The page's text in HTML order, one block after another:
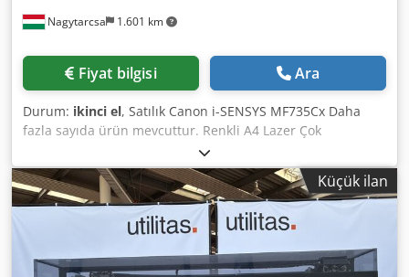
Renk + Tek Renk/Uzun Kağıt) 2 Daha fazla ayrıntıyı
paylaşmaktan memnuniyet duyarız. Yazıcıyı şirketimizde
inceleyebilir ve deneme baskıları yapabilirsiniz. Yazıcının
çapında gönderim yapabilmek için ambalajını
hazırlayacağız.
Nagytarcsa 1.601 km
Fiyat bilgisi Ara
Durum: ikinci el, Satılık Canon i-SENSYS MF735Cx Daha
fazla sayıda ürün mevcuttur. Renkli A4 Lazer Çok
Fonksiyonlu Yazıcı Yazdırma / Kopyalama / Tarama / Faks
Otomatik çift taraflı yazdırma ve çift taraflı tarama (DADF)
50 yapraklık belge besleyici (ADF) USB, Ethernet, Wi-Fi, NFC
3,5" renkli dokunmatik ekran Yazdırma hacmi: 50.000 sayfa
altında Mükemmel durumda, temiz ve iyi bakılmış.
Dsdpfxozklh Ss Ahhekr İlgilenirseniz veya sorularınız varsa,
lütfen benimle iletişime geçmekten çekinmeyin.
Küçük ilan